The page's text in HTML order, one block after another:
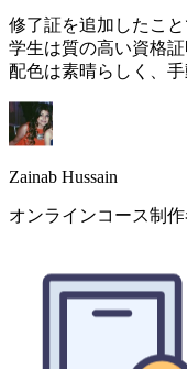
Zainab Hussain
オンラインコース制作
Certificate Makerを成